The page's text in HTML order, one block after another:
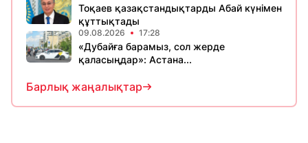
Тоқаев қазақстандықтарды Абай күнімен
құттықтады
09.08.2026 17:28
«Дубайға барамыз, сол жерде
қаласыңдар»: Астана...
Барлық жаңалықтар